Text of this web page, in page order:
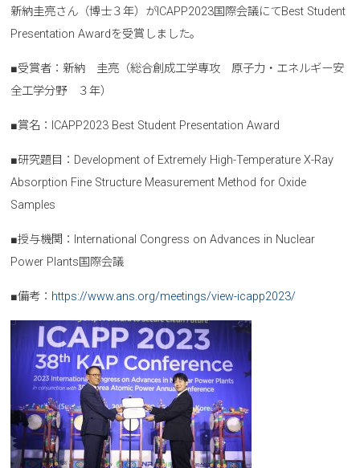
新納圭亮さん（博士３年）がICAPP2023国際会議にてBest Student
Presentation Awardを受賞しました。
■受賞者：新納 圭亮（総合創成工学専攻 原子力・エネルギー安
全工学分野 ３年）
■賞名：ICAPP2023 Best Student Presentation Award
■研究題目：Development of Extremely High-Temperature X-Ray
Absorption Fine Structure Measurement Method for Oxide
Samples
■授与機関：International Congress on Advances in Nuclear
Power Plants国際会議
■備考： https://www.ans.org/meetings/view-icapp2023/